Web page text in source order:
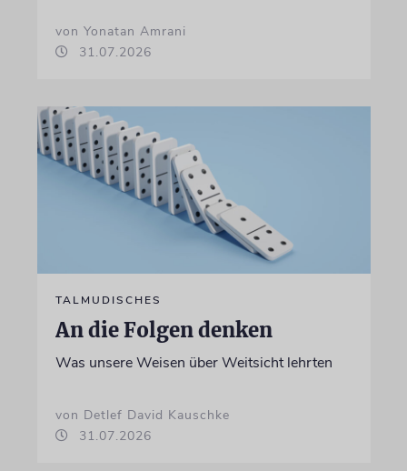
von Yonatan Amrani
31.07.2026
TALMUDISCHES
An die Folgen denken
Was unsere Weisen über Weitsicht lehrten
von Detlef David Kauschke
31.07.2026